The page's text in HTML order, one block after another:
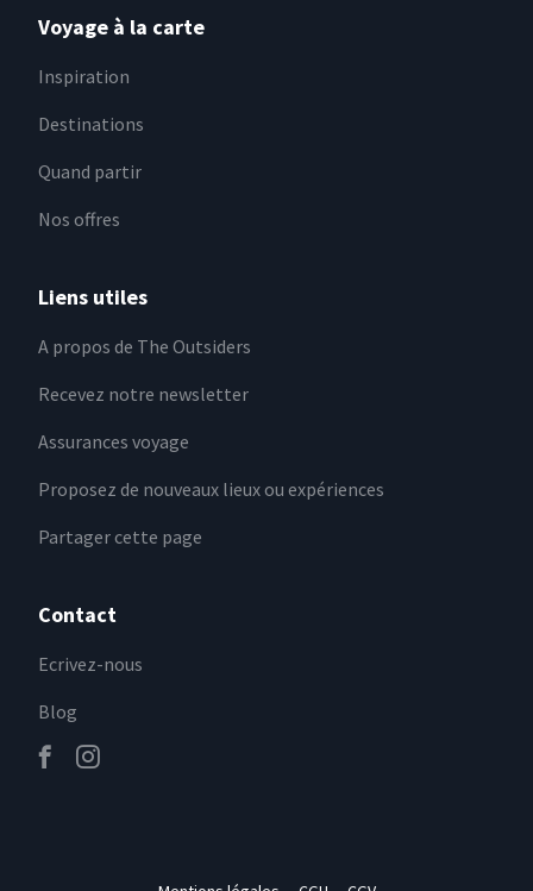
Voyage à la carte
Inspiration
Destinations
Quand partir
Nos offres
Liens utiles
A propos de The Outsiders
Recevez notre newsletter
Assurances voyage
Proposez de nouveaux lieux ou expériences
Partager cette page
Contact
Ecrivez-nous
Blog